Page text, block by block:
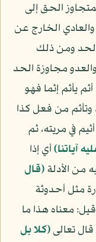
الحق إلى
الخارج عن
ومن ذلك
مجاوزة الحد
يأثم إثما فهو
وتأثم من فعل كذا
في مريته، ثم
آياتنا)أي إذا
من الأدلة(قال
مثل أحدوثة
معناه هذا ما
تعالى(كلا بل